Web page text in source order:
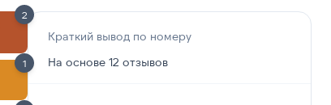
2
1
Краткий вывод по номеру
На основе 12 отзывов